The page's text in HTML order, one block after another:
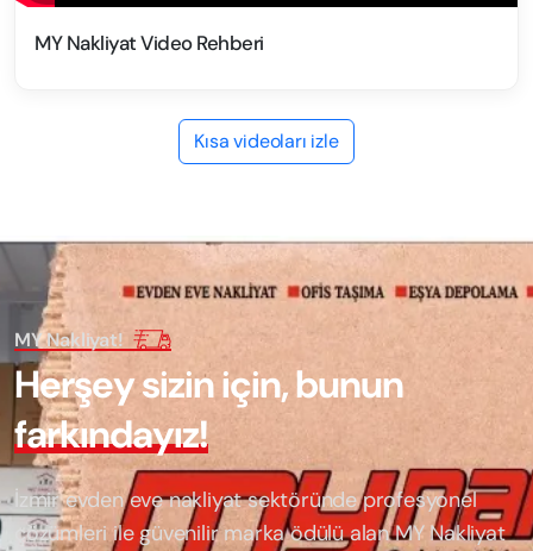
MY Nakliyat Video Rehberi
Kısa videoları izle
MY Nakliyat!
Herşeysiziniçin,bunun
farkındayız!
İzmir evden eve nakliyat sektöründe profesyonel
çözümleri ile güvenilir marka ödülü alanMY Nakliyat